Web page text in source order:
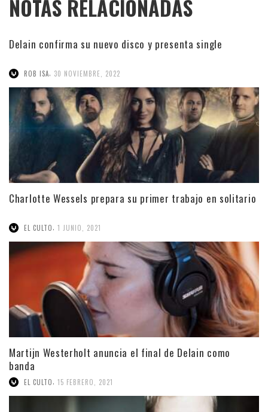
NOTAS RELACIONADAS
Delain confirma su nuevo disco y presenta single
ROB ISA, 30 NOVIEMBRE, 2022
Charlotte Wessels prepara su primer trabajo en solitario
EL CULTO, 1 JUNIO, 2021
Martijn Westerholt anuncia el final de Delain como
banda
EL CULTO 15 FEBRERO, 2021